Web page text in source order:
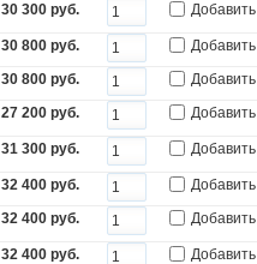
30 300 руб. Добавить
30 800 руб.
Добавить
30 800 руб.
Добавить
27 200 руб. Добавить
31 300 руб. Добавить
32 400 руб.
Добавить
32 400 руб. Добавить
32 400 руб. Добавить